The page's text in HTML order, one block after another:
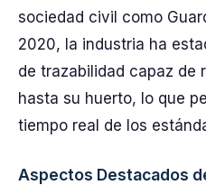
sociedad civil como
2020, la industria ha
de trazabilidad capaz
hasta su huerto, lo que
tiempo real de los
Aspectos Destacados